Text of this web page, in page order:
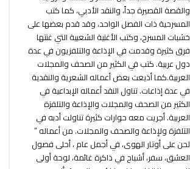
والقصة القصيرة جداً، والنقد الأدبي، كما كتب
المسرحية ذات الفصل الواحد، وقد قدم بعضها على
خشبات المسرح، وكتب الأغنية الشعبية التي غنتها
فرق كثيرة وقدمت في الإذاعة والتلفزيون في عدة
دول عربية. كتب في الكثير من الصحف والمجلات
العربية.كما أذيعت بعض أعماله الشعرية والنقدية
في عدة إذاعات. تناول النقد أعماله الإبداعية في
الكثير من الصحف والمجلات والإذاعة والتلفزة
العربية. أجريت معه حوارات كثيرة تناولت أدبه في
التلفزة ولإذاعة والصحف والمجلات. من أعماله ”
لحن على أوتار الهوى، في أجمل عام ، أحلى فصول
العشق، سفر، أشباح في ذاكرة غائمة، لوحة أولى